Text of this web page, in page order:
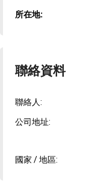
所在地:
聯絡資料
聯絡人:
公司地址:
國家 / 地區: